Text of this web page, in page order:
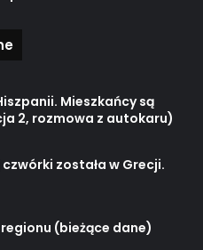
Mieszkańcy są
2, rozmowa z autokaru)
została w Grecji.
(bieżące dane)